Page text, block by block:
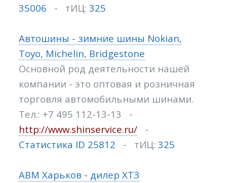
35006 - тИЦ:325
Автошины - зимние шины Nokian,
Toyo, Michelin, Bridgestone
Основной род деятельности нашей
компании - это оптовая и розничная
торговля автомобильными шинами.
Тел.: +7 495 112-13-13 -
http://www.shinservice.ru/ -
Статистика ID 25812 - тИЦ:325
ABM Харьков - дилер ХТЗ